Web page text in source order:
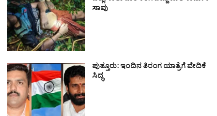
ಸಾವು
ಪುತ್ತೂರು: ಇಂದಿನ ತಿರಂಗ ಯಾತ್ರೆಗೆ ವೇದಿಕೆ
ಸಿದ್ಧ